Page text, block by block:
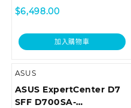
$6,498.00
加入購物車
ASUS
ASUS ExpertCenter D7
SFF D700SA-